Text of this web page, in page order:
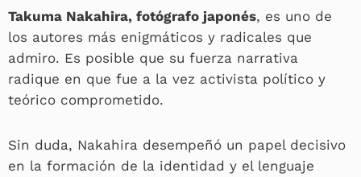
Takuma Nakahira, fotógrafo japonés, es uno de
los autores más enigmáticos y radicales que
admiro. Es posible que su fuerza narrativa
radique en que fue a la vez activista político y
teórico comprometido.
Sin duda, Nakahira desempeñó un papel decisivo
en la formación de la identidad y el lenguaje